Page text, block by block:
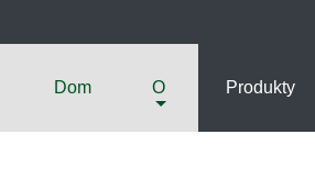
Dom O Produkty